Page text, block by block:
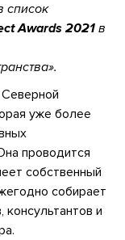
Awards 2021в
уже более
проводится
собственный
собирает
и